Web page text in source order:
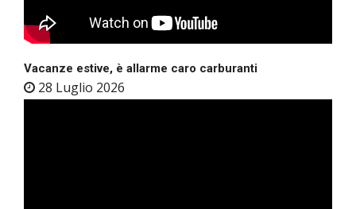
Vacanze estive, è allarme caro carburanti
28 Luglio 2026